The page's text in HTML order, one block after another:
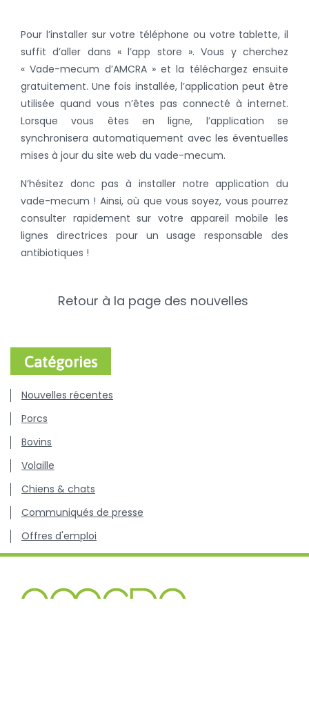
Pour l’installer sur votre téléphone ou votre tablette, il
suffit d’aller dans « l’app store ». Vous y cherchez
« Vade-mecum d’AMCRA » et la téléchargez ensuite
gratuitement. Une fois installée, l’application peut être
utilisée quand vous n’êtes pas connecté à internet.
Lorsque vous êtes en ligne, l’application se
synchronisera automatiquement avec les éventuelles
mises à jour du site web du vade-mecum.
N’hésitez donc pas à installer notre application du
vade-mecum ! Ainsi, où que vous soyez, vous pourrez
consulter rapidement sur votre appareil mobile les
lignes directrices pour un usage responsable des
antibiotiques !
Retour à la page des nouvelles
Catégories
Nouvelles récentes
Porcs
Bovins
Volaille
Chiens & chats
Communiqués de presse
Offres d'emploi